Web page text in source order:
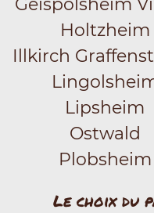
Geispolsheim
Holtzheim
Illkirch
Lipsheim
Ostwald
Plobsheim
Le choix du